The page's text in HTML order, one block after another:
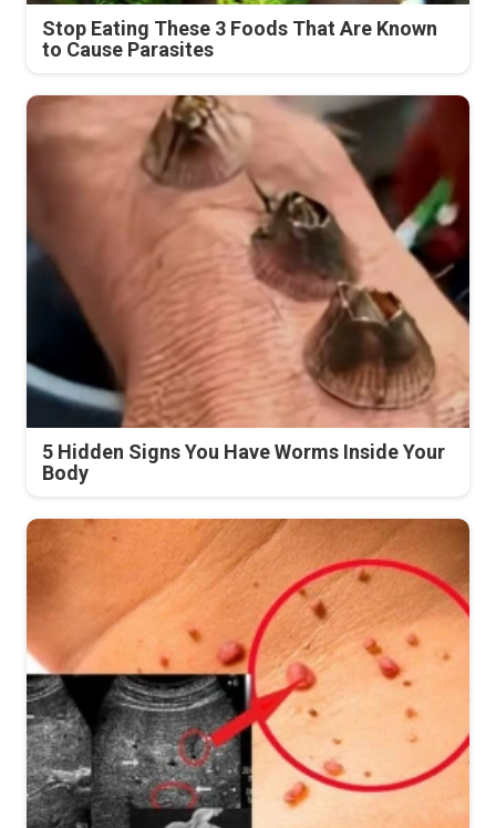
Stop Eating These 3 Foods That Are Known
to Cause Parasites
5 Hidden Signs You Have Worms Inside Your
Body